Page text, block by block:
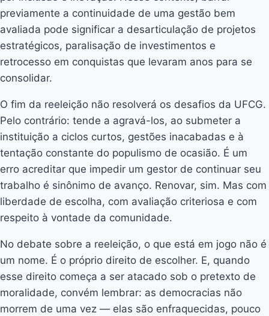
previamente a continuidade de uma gestão bem
avaliada pode significar a desarticulação de projetos
estratégicos, paralisação de investimentos e
retrocesso em conquistas que levaram anos para se
consolidar.
O fim da reeleição não resolverá os desafios da UFCG.
Pelo contrário: tende a agravá-los, ao submeter a
instituição a ciclos curtos, gestões inacabadas e à
tentação constante do populismo de ocasião. É um
erro acreditar que impedir um gestor de continuar seu
trabalho é sinônimo de avanço. Renovar, sim. Mas com
liberdade de escolha, com avaliação criteriosa e com
respeito à vontade da comunidade.
No debate sobre a reeleição, o que está em jogo não é
um nome. É o próprio direito de escolher. E, quando
esse direito começa a ser atacado sob o pretexto de
moralidade, convém lembrar: as democracias não
morrem de uma vez — elas são enfraquecidas, pouco